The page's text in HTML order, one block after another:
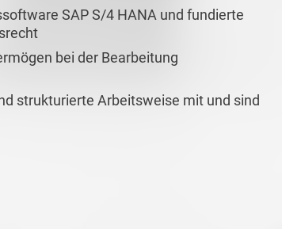
SAP S/4 HANA und fundierte
bei der Bearbeitung
strukturierte Arbeitsweise mit und sind